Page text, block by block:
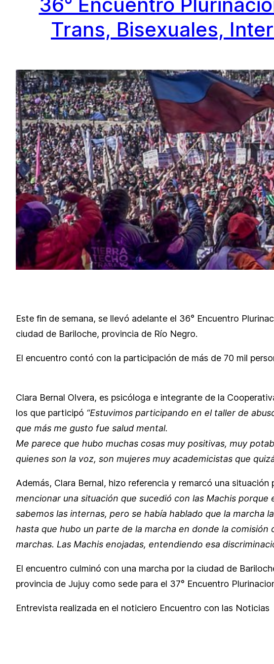
Trans, Bisexuales,
Este fin de semana, se llevó adelante el 36° Encuentro
ciudad de Bariloche, provincia de Río Negro.
El encuentro contó con la participación de más de 70 mil
Clara Bernal Olvera, es psicóloga e integrante de la
los que participó “Estuvimos participando en el taller de
que más me gusto fue salud mental.
Me parece que hubo muchas cosas muy positivas, muy
quienes son la voz, son mujeres muy academicistas que
Además, Clara Bernal, hizo referencia y remarcó una
mencionar una situación que sucedió con las Machis
sabemos las internas, pero se había hablado que la marcha
hasta que hubo un parte de la marcha en donde la
marchas. Las Machis enojadas, entendiendo esa
El encuentro culminó con una marcha por la ciudad de
provincia de Jujuy como sede para el 37° Encuentro
Entrevista realizada en el noticiero Encuentro con las Noticias